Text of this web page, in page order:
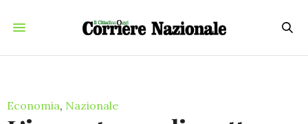
Economia, Nazionale